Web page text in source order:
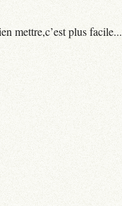
mettre,c’est plus